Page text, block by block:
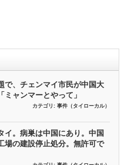
で、チェンマイ市民が中国大
ャンマーとやって」
カテゴリ: 事件（タイローカル）
イ。病巣は中国にあり。中国
場の建設停止処分。無許可で